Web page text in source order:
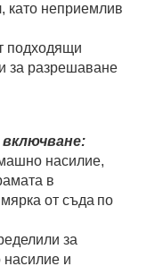
като неприемлив
подходящи
за разрешаване
насилие,
в
от съда по
за
и